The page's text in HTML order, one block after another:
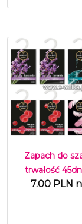
Zapach do
trwałość
7.00 PLN